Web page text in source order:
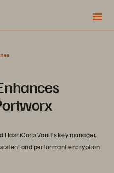
Vault’s key manager,
and performant encryption